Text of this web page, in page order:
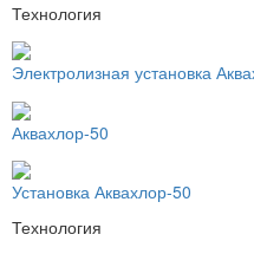
Технология
Электролизная установка
Аквахлор-50
Установка Аквахлор-50
Технология